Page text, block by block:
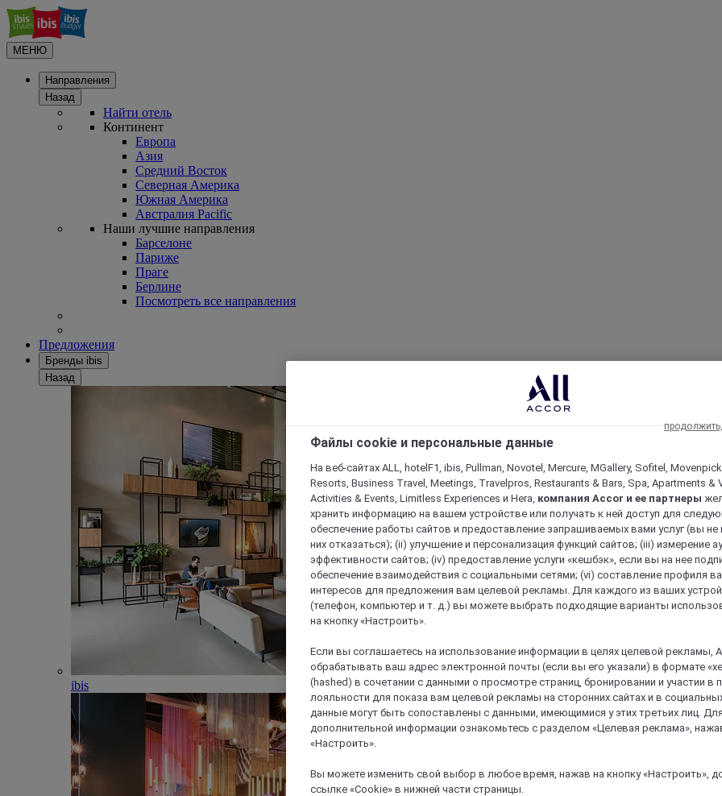
МЕНЮ
Направления
Назад
Найти отель
Континент
Европа
Азия
Средний Восток
Северная Америка
Южная Америка
Австралия Pacific
Наши лучшие направления
Барселоне
Париже
Праге
Берлине
Посмотреть все направления
Предложения
Бренды ibis
Назад
ibis
Файлы cookie и персональные данные
На веб-сайтах ALL, hotelF1, ibis, Pullman, Novotel, Mercure, MGallery, Sofitel,
Resorts, Business Travel, Meetings, Travelpros, Restaurants & Bars, Spa, Apartments &
Activities & Events, Limitless Experiences и Hera, компания Accor и ее партнеры
хранить информацию на вашем устройстве или получать к ней доступ для
обеспечение работы сайтов и предоставление запрашиваемых вами услуг (вы
них отказаться); (ii) улучшение и персонализация функций сайтов; (iii) измерение
эффективности сайтов; (iv) предоставление услуги «кешбэк», если вы на нее
обеспечение взаимодействия с социальными сетями; (vi) составление профиля
интересов для предложения вам целевой рекламы. Для каждого из ваших
(телефон, компьютер и т. д.) вы можете выбрать подходящие варианты
на кнопку «Настроить».
Если вы соглашаетесь на использование информации в целях целевой рекламы,
обрабатывать ваш адрес электронной почты (если вы его указали) в формате
(hashed) в сочетании с данными о просмотре страниц, бронировании и участии в
лояльности для показа вам целевой рекламы на сторонних сайтах и в
данные могут быть сопоставлены с данными, имеющимися у этих третьих лиц.
дополнительной информации ознакомьтесь с разделом «Целевая реклама»,
«Настроить».
Вы можете изменить свой выбор в любое время, нажав на кнопку «Настроить»,
ссылке «Cookie» в нижней части страницы.